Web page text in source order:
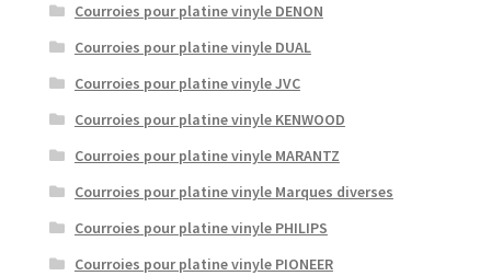
Courroies pour platine vinyle DENON
Courroies pour platine vinyle DUAL
Courroies pour platine vinyle JVC
Courroies pour platine vinyle KENWOOD
Courroies pour platine vinyle MARANTZ
Courroies pour platine vinyle Marques diverses
Courroies pour platine vinyle PHILIPS
Courroies pour platine vinyle PIONEER